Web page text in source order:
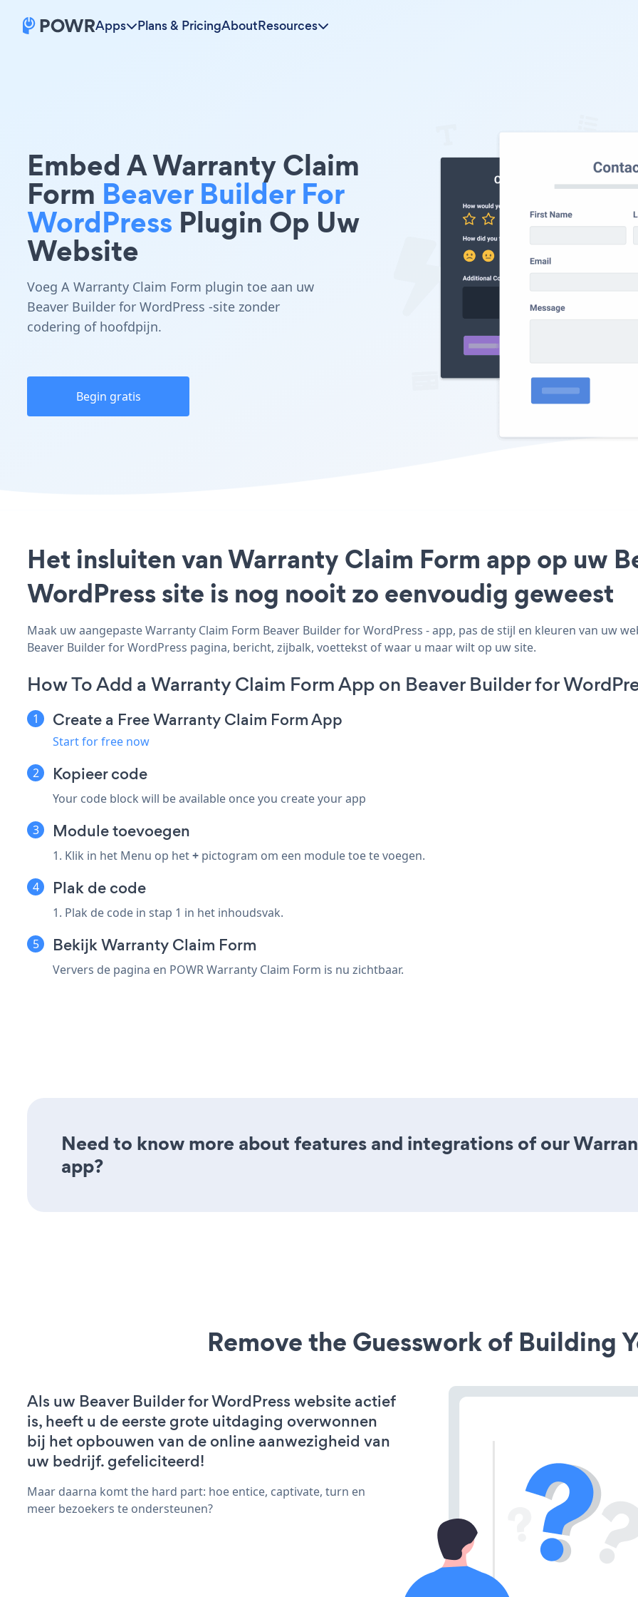
Apps Plans & PricingAboutResources
Embed A Warranty Claim
Form Beaver Builder For
WordPress Plugin Op Uw
Website
Voeg A Warranty Claim Form plugin toe aan uw
Beaver Builder for WordPress -site zonder
codering of hoofdpijn.
Begin gratis
Het insluiten van Warranty Claim Form app op uw
WordPress site is nog nooit zo eenvoudig geweest
Maak uw aangepaste Warranty Claim Form Beaver Builder for WordPress - app, pas de stijl en kleuren van uw
Beaver Builder for WordPress pagina, bericht, zijbalk, voettekst of waar u maar wilt op uw site.
How To Add a Warranty Claim Form App on Beaver Builder for
Create a Free Warranty Claim Form App
Start for free now
Kopieer code
Your code block will be available once you create your app
Module toevoegen
1. Klik in het Menu op het+ pictogram om een module toe te voegen.
Plak de code
1. Plak de code in stap 1 in het inhoudsvak.
Bekijk Warranty Claim Form
Ververs de pagina en POWR Warranty Claim Form is nu zichtbaar.
Need to know more about features and integrations of our
app?
Remove the Guesswork of Building
Als uw Beaver Builder for WordPress website actief
is, heeft u de eerste grote uitdaging overwonnen
bij het opbouwen van de online aanwezigheid van
uw bedrijf. gefeliciteerd!
Maar daarna komt the hard part: hoe entice, captivate, turn en
meer bezoekers te ondersteunen?